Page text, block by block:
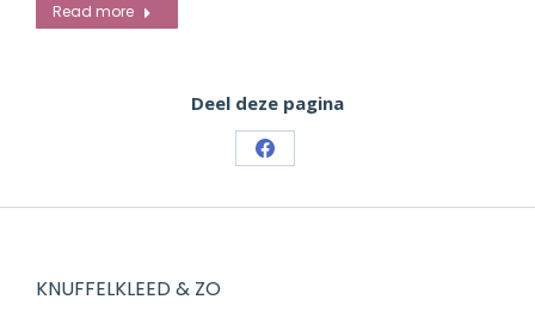
Read more
Deel deze pagina
Share
on
KNUFFELKLEED & ZO